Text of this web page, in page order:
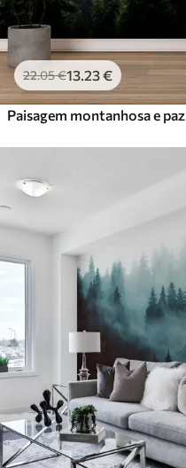
22.05€13.23€
Paisagem montanhosa e paz